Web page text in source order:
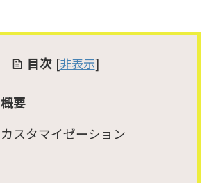
目次 [非表示]
要
スタマイゼーション